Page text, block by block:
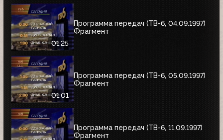
01:25
Программа передач (ТВ-6, 04.09.1997)
Фрагмент
01:01
Программа передач (ТВ-6, 05.09.1997)
Фрагмент
Программа передач (ТВ-6, 11.09.1997)
Фрагмент